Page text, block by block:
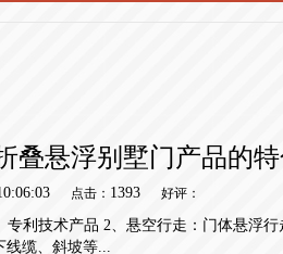
叠悬浮别墅门产品的
点击： 1393 好评：
利技术产品 2、悬空行走：门体悬浮
线缆、斜坡等...